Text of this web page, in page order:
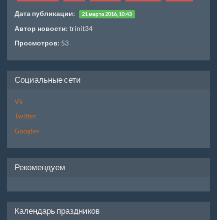
Дата публикации: 21 марта 2016, 10:43
Автор новости: trinit34
Просмотров: 53
Социальные сети
Vk
Twitter
Google+
Рекомендуем
Календарь праздников